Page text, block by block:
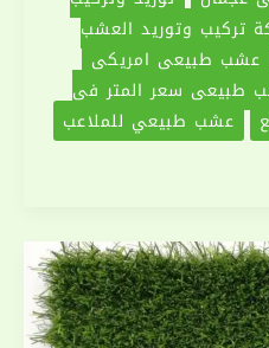
تركيب وتوريد العشب
عشب طبيعي امريكي
طبيعي سعر المتر في
عشب طبيعي للملاعب